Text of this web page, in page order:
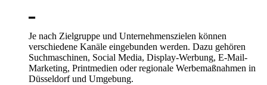
Je nach Zielgruppe und Unternehmenszielen können
verschiedene Kanäle eingebunden werden. Dazu gehören
Suchmaschinen, Social Media, Display-Werbung, E-Mail-
Marketing, Printmedien oder regionale Werbemaßnahmen in
Düsseldorf und Umgebung.